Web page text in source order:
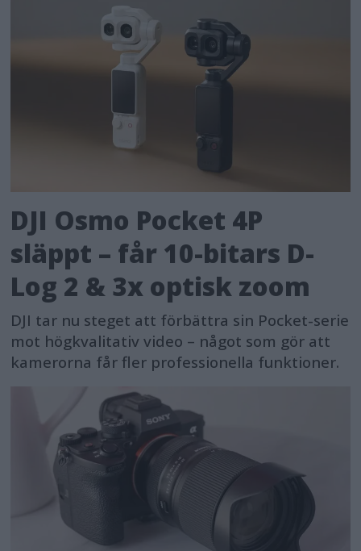
DJI Osmo Pocket 4P
släppt – får 10-bitars D-
Log 2 & 3x optisk zoom
DJI tar nu steget att förbättra sin Pocket-serie
mot högkvalitativ video – något som gör att
kamerorna får fler professionella funktioner.